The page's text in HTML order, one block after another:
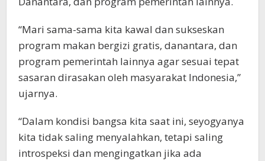
“Mari sama-sama kita kawal dan sukseskan
program makan bergizi gratis, danantara, dan
program pemerintah lainnya agar sesuai tepat
sasaran dirasakan oleh masyarakat Indonesia,”
ujarnya.
“Dalam kondisi bangsa kita saat ini, seyogyanya
kita tidak saling menyalahkan, tetapi saling
introspeksi dan mengingatkan jika ada